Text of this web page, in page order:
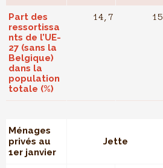
Part des
ressortissa
nts de l’UE-
27 (sans la
Belgique)
dans la
population
totale (%)
14,7 15
Ménages
privés au
1er janvier
Jette